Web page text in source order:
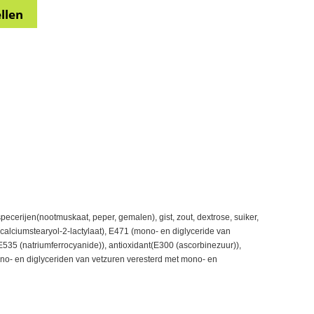
peper, gemalen), gist, zout, dextrose, suiker,
2-lactylaat), E471 (mono- en diglyceride van
(natriumferrocyanide)), antioxidant(E300 (ascorbinezuur)),
en diglyceriden van vetzuren veresterd met mono- en